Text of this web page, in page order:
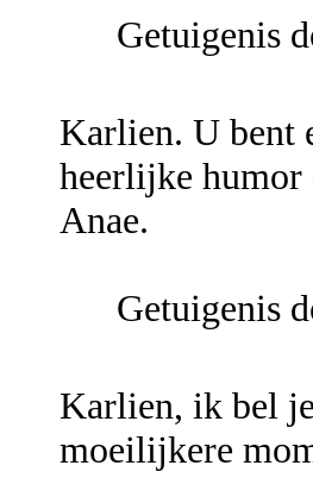
Getuigenis
Karlien. U bent
heerlijke humor
Anae.
Getuigenis
Karlien, ik bel
moeilijkere